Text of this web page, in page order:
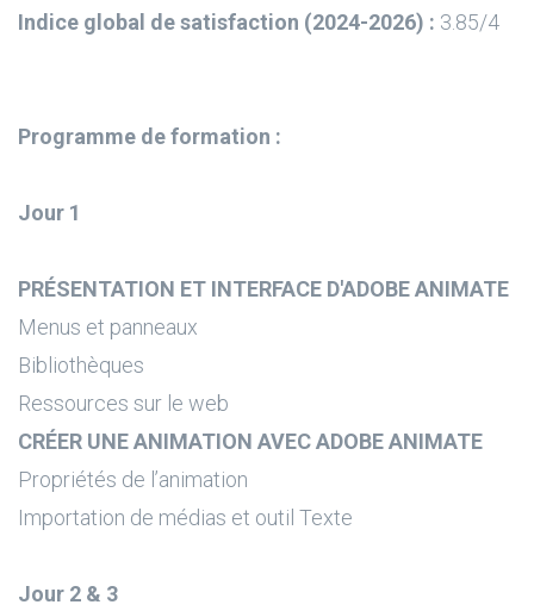
Indice global de satisfaction (2024-2026) : 3.85/4
Programme de formation :
Jour 1
PRÉSENTATION ET INTERFACE D'ADOBE ANIMATE
Menus et panneaux
Bibliothèques
Ressources sur le web
CRÉER UNE ANIMATION AVEC ADOBE ANIMATE
Propriétés de l’animation
Importation de médias et outil Texte
Jour 2 & 3